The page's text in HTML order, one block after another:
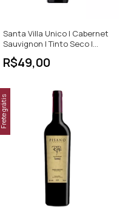
Santa Villa Unico | Cabernet
Sauvignon | Tinto Seco |
750ml
R$49,00
Frete grátis